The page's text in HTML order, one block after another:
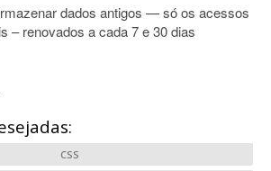
dados antigos — só os acessos
– renovados a cada 7 e 30 dias
CSS